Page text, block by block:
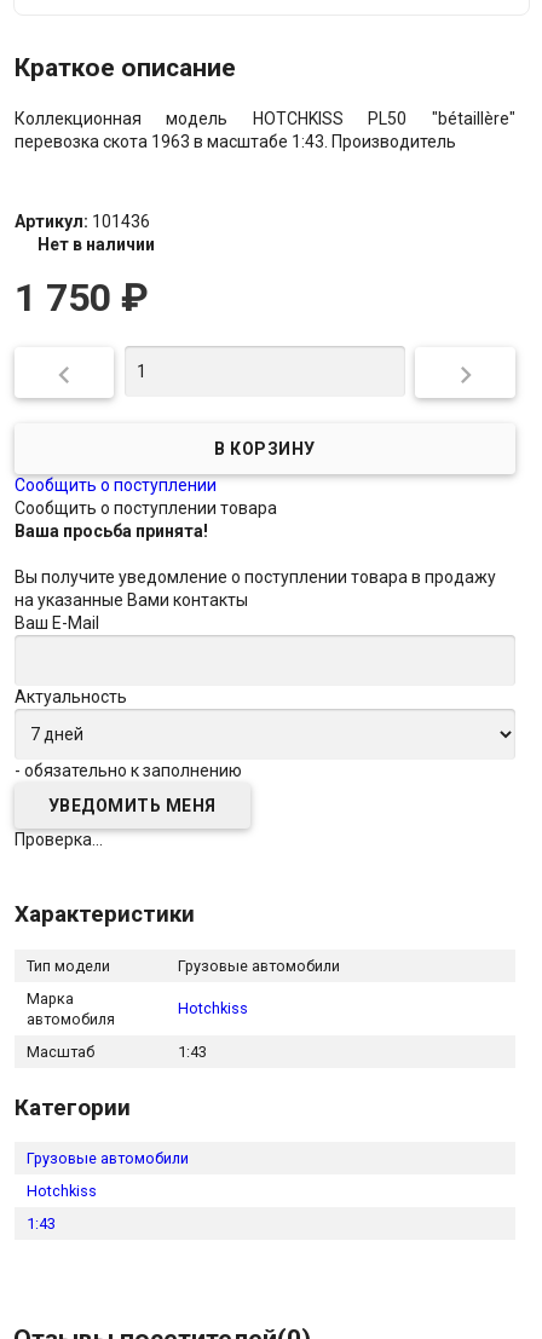
Краткое описание
Коллекционная модель HOTCHKISS PL50 "bétaillère"
перевозка скота 1963 в масштабе 1:43. Производитель
Артикул: 101436
Нет в наличии
1 750 ₽
 
Сообщить о поступлении
Сообщить о поступлении товара
Ваша просьба принята!
Вы получите уведомление о поступлении товара в продажу
на указанные Вами контакты
Ваш E-Mail
Актуальность
- обязательно к заполнению
Проверка...
Характеристики
Тип модели
Грузовые автомобили
Марка
автомобиля
Hotchkiss
Масштаб 1:43
Категории
Грузовые автомобили
Hotchkiss
1:43